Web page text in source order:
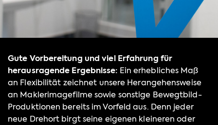
Gute Vorbereitung und viel Erfahrung für
herausragende Ergebnisse: Ein erhebliches Maß
an Flexibilität zeichnet unsere Herangehensweise
an Maklerimagefilme sowie sonstige Bewegtbild-
Produktionen bereits im Vorfeld aus. Denn jeder
neue Drehort birgt seine eigenen kleineren oder